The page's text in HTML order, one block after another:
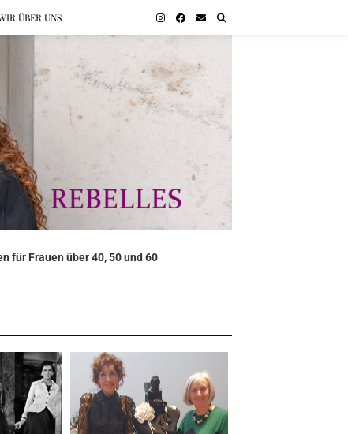
ÜBER UNS
für Frauen über 40, 50 und 60